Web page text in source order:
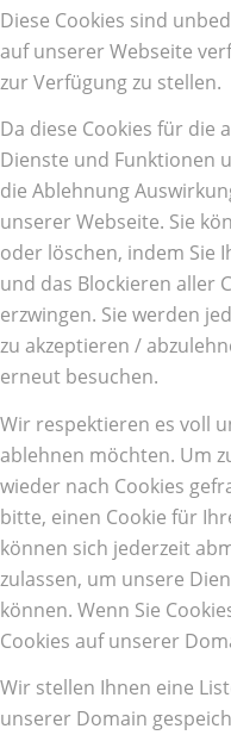
Diese Cookies sind
auf unserer Webseite
zur Verfügung zu stellen.
Da diese Cookies für die
Dienste und Funktionen
die Ablehnung
unserer Webseite. Sie
oder löschen, indem Sie
und das Blockieren aller
erzwingen. Sie werden
zu akzeptieren /
erneut besuchen.
Wir respektieren es voll
ablehnen möchten. Um
wieder nach Cookies
bitte, einen Cookie für
können sich jederzeit
zulassen, um unsere
können. Wenn Sie
Cookies auf unserer
Wir stellen Ihnen eine
unserer Domain